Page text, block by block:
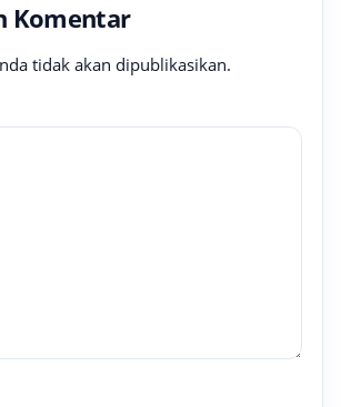
Komentar
tidak akan dipublikasikan.